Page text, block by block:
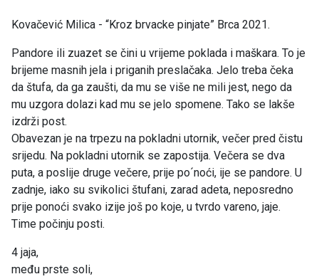
Kovačević Milica - “Kroz brvacke pinjate” Brca 2021.
Pandore ili zuazet se čini u vrijeme poklada i maškara. To je
brijeme masnih jela i priganih preslačaka. Jelo treba čeka
da štufa, da ga zaušti, da mu se više ne mili jest, nego da
mu uzgora dolazi kad mu se jelo spomene. Tako se lakše
izdrži post.
Obavezan je na trpezu na pokladni utornik, večer pred čistu
srijedu. Na pokladni utornik se zapostija. Večera se dva
puta, a poslije druge večere, prije po´noći, ije se pandore. U
zadnje, iako su svikolici štufani, zarad adeta, neposredno
prije ponoći svako izije još po koje, u tvrdo vareno, jaje.
Time počinju posti.
4 jaja,
među prste soli,